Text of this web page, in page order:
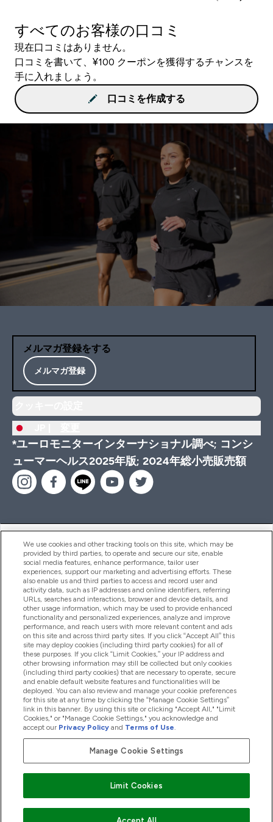
すべてのお客様の口コミ
現在口コミはありません。
口コミを書いて、¥100 クーポンを獲得するチャンスを
手に入れましょう。
口コミを作成する
メルマガ登録をする
メルマガ登録
*ユーロモニターインターナショナル調べ; コンシ
ューマーヘルス2025年版; 2024年総小売販売額
ヘルプ＆ガイド
商品について
会社概要
特典＆ポイント
2026 The Hut.com Ltd
Pay with
We use cookies and other tracking tools on this site, which may be
provided by third parties, to operate and secure our site, enable
social media features, enhance performance, tailor user
experiences, support our marketing and advertising efforts. These
also enable us and third parties to access and record user and
activity data, such as IP addresses and online identifiers, referring
URLs, searches and interactions, browser and device details, and
other usage information, which may be used to provide enhanced
functionality and personalized experiences, analyze and improve
performance, and reach users with more relevant content and ads
on this site and across third party sites. If you click “Accept All” this
site may deploy cookies (including third party cookies) for all of
these purposes. If you click “Limit Cookies,” your IP address and
other browsing information may still be collected but only cookies
(including third party cookies) that are necessary to operate, secure
and enable default website features and functionalities will be
deployed. You can also review and manage your cookie preferences
for this site at any time by clicking the “Manage Cookie Settings”
link in this banner. By using this site or clicking "Accept All," "Limit
Cookies," or "Manage Cookie Settings," you acknowledge and
accept our Privacy Policy and Terms of Use.
Manage Cookie Settings
Limit Cookies